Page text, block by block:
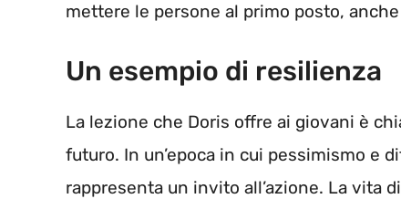
mettere le persone al primo posto,
Un esempio di resilienza
La lezione che Doris offre ai giovani è
futuro. In un’epoca in cui pessimismo e
rappresenta un invito all’azione. La vita